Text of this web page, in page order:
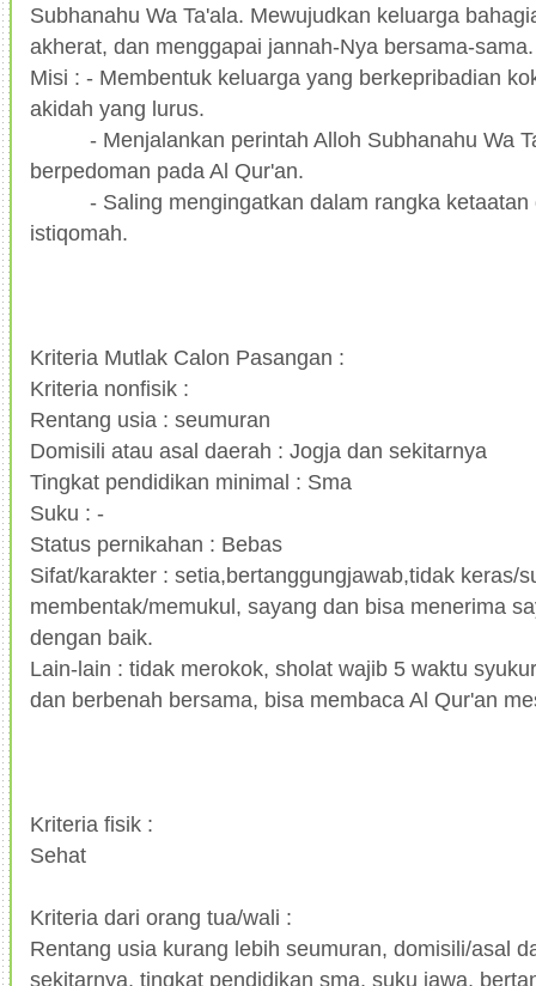
Subhanahu Wa Ta'ala. Mewujudkan keluarga
akherat, dan menggapai jannah-Nya bersama-sama.
Misi : - Membentuk keluarga yang berkepribadian
akidah yang lurus.
- Menjalankan perintah Alloh Subhanahu Wa
berpedoman pada Al Qur'an.
- Saling mengingatkan dalam rangka ketaatan
istiqomah.
Kriteria Mutlak Calon Pasangan :
Kriteria nonfisik :
Rentang usia : seumuran
Domisili atau asal daerah : Jogja dan sekitarnya
Tingkat pendidikan minimal : Sma
Suku : -
Status pernikahan : Bebas
Sifat/karakter : setia,bertanggungjawab,tidak keras/
membentak/memukul, sayang dan bisa menerima
dengan baik.
Lain-lain : tidak merokok, sholat wajib 5 waktu
dan berbenah bersama, bisa membaca Al Qur'an
Kriteria fisik :
Sehat
Kriteria dari orang tua/wali :
Rentang usia kurang lebih seumuran, domisili/asal
sekitarnya, tingkat pendidikan sma, suku jawa,